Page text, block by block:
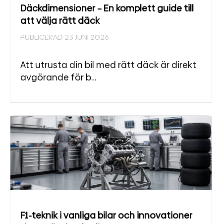
Däckdimensioner – En komplett guide till
att välja rätt däck
PUBLICERAD 23 JUNI 2026
Att utrusta din bil med rätt däck är direkt
avgörande för b…
F1-teknik i vanliga bilar och innovationer